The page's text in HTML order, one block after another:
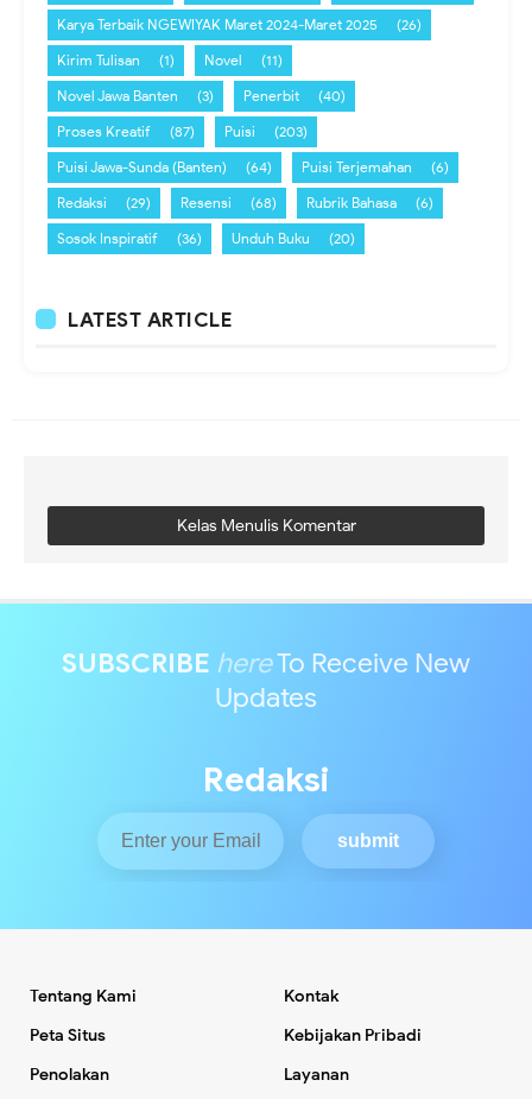
Karya Terbaik NGEWIYAK Maret 2024-Maret 2025
(26)
Kirim Tulisan
(1) Novel
(11)
Novel Jawa Banten
(3) Penerbit
(40)
Proses Kreatif
(87) Puisi
(203)
Puisi Jawa-Sunda (Banten)
(64) Puisi Terjemahan
(6)
Redaksi
(29) Resensi (68) Rubrik Bahasa
(6)
Sosok Inspiratif
(36) Unduh Buku (20)
LATEST ARTICLE
Kelas Menulis Komentar
SUBSCRIBE hereTo Receive New
Updates
Redaksi
Tentang Kami
Kontak
Peta Situs
Kebijakan Pribadi
Penolakan
Layanan